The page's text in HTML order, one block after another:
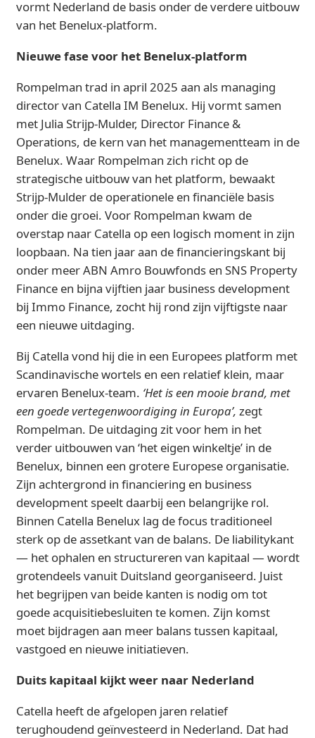
vormt Nederland de basis onder de verdere uitbouw
van het Benelux-platform.
Nieuwe fase voor het Benelux-platform
Rompelman trad in april 2025 aan als managing
director van Catella IM Benelux. Hij vormt samen
met Julia Strijp-Mulder, Director Finance &
Operations, de kern van het managementteam in de
Benelux. Waar Rompelman zich richt op de
strategische uitbouw van het platform, bewaakt
Strijp-Mulder de operationele en financiële basis
onder die groei. Voor Rompelman kwam de
overstap naar Catella op een logisch moment in zijn
loopbaan. Na tien jaar aan de financieringskant bij
onder meer ABN Amro Bouwfonds en SNS Property
Finance en bijna vijftien jaar business development
bij Immo Finance, zocht hij rond zijn vijftigste naar
een nieuwe uitdaging.
Bij Catella vond hij die in een Europees platform met
Scandinavische wortels en een relatief klein, maar
ervaren Benelux-team. ‘Het is een mooie brand, met
een goede vertegenwoordiging in Europa’, zegt
Rompelman. De uitdaging zit voor hem in het
verder uitbouwen van ‘het eigen winkeltje’ in de
Benelux, binnen een grotere Europese organisatie.
Zijn achtergrond in financiering en business
development speelt daarbij een belangrijke rol.
Binnen Catella Benelux lag de focus traditioneel
sterk op de assetkant van de balans. De liabilitykant
— het ophalen en structureren van kapitaal — wordt
grotendeels vanuit Duitsland georganiseerd. Juist
het begrijpen van beide kanten is nodig om tot
goede acquisitiebesluiten te komen. Zijn komst
moet bijdragen aan meer balans tussen kapitaal,
vastgoed en nieuwe initiatieven.
Duits kapitaal kijkt weer naar Nederland
Catella heeft de afgelopen jaren relatief
terughoudend geïnvesteerd in Nederland. Dat had